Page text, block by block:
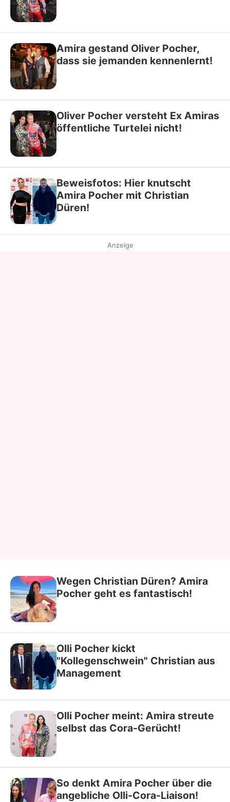
Amira gestand Oliver Pocher,
dass sie jemanden kennenlernt!
Oliver Pocher versteht Ex Amiras
öffentliche Turtelei nicht!
Beweisfotos: Hier knutscht
Amira Pocher mit Christian
Düren!
Anzeige
Wegen Christian Düren? Amira
Pocher geht es fantastisch!
Olli Pocher kickt
"Kollegenschwein" Christian aus
Management
Olli Pocher meint: Amira streute
selbst das Cora-Gerücht!
So denkt Amira Pocher über die
angebliche Olli-Cora-Liaison!